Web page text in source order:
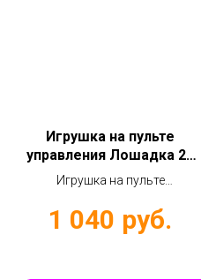
Игрушка на пульте
управления Лошадка 25
см (арт. 25-2)
Игрушка на пульте
(арт. 25-2) купить оптом от
1040 руб
1 040 руб.